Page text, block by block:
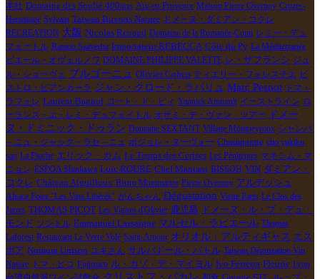
本社 Domaine des Soulié 400ans Aix-en-Provence Maison Pierre Overnoy Crozes-
Hermitage Sylvain Taiwan Buvons Nature ドメーヌ・ダミアン・コクレ
RECREATION 大阪 Nicolas Renaud Domaine de la Romanée-Conti レミー・デュ
フェートル Ramon Saavedra Importateur REBECCA Côte du Py La Méditerranée
ピエール・オヴェルノワ DOMAINE PHILIPPE VALETTE レ・ザフランシ ジュ
ル・ショーヴェ ブルゴーニュ Olivier Cohen ティエリー・フォレスチエ ビ
ストロ・ビアンカーラ ジャン・クロード・ラパリュ Marc Pesnot トマ・
ラフォレ Laurent Bagnol コート・ド・ピィ Yannick Amirault イーストライン ロ
ーランス・エ・レミ・デュフェイトル オザミ・デ・ヴァン ツアー
ドメー
ヌ・ドミニック・ドゥラン Domaine SEXTANT Village Montpeyroux シャンパ
－ニュ・ジャック・ラセ－ニュ ボジョレ・ヌーヴォー Champagne cho yukiko
san La Pioche エリック・カム Le Temps des Cerises Les Pénitentes マキシム・マ
ニョン ESPOA Shinkawa Loïc ROURE Chef Mantani BISSOH VIN ダミアン・
コクレ Château Aiguilloux Bistro Montmartre Pierre Overnoy アルデッシュ
Alsace Foire "Les Vins Libérés" がんちゃん Dégustation Visite Paris Le Clos des
Jarres THOMAS PICOT Les Vignes d'Olivier 鹿児島
ドメーヌ・ル・ブ・デュ・
モンド ソントル Emmanuel Lassaigne マルセル・ラピエール Thomas
Laforest Restaurant Le Verre Volé Saint-Amour オリオル・アルティギャス エス
ポア Nomura Unison ユキさん サルバドール・バトル Taiwan Dégustation Vin
Nature トマ・ピコ Fujimaru ル・カゾ・デ・マイヨル Ivo Ferreira Fleurie Lyon